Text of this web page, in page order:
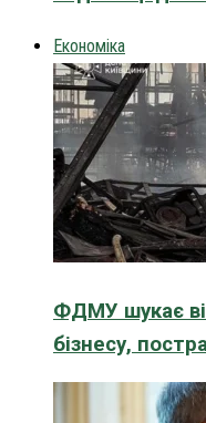
Економіка
ФДМУ шукає
бізнесу,